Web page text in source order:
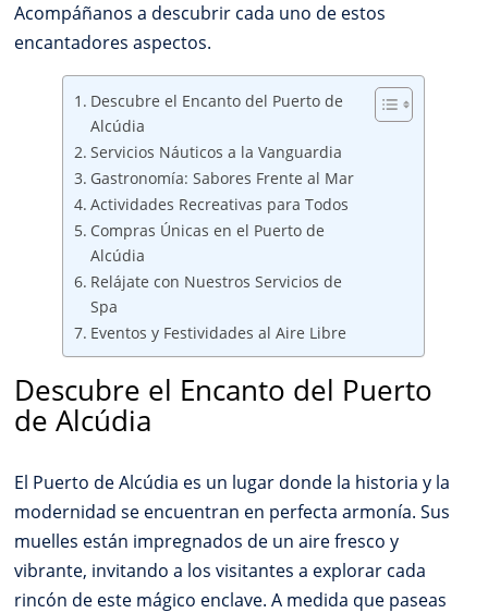
Acompáñanos a descubrir cada uno de estos
encantadores aspectos.
Descubre el Encanto del Puerto de
Alcúdia
Servicios Náuticos a la Vanguardia
Gastronomía: Sabores Frente al Mar
Actividades Recreativas para Todos
Compras Únicas en el Puerto de
Alcúdia
Relájate con Nuestros Servicios de
Spa
Eventos y Festividades al Aire Libre
Descubre el Encanto del Puerto
de Alcúdia
El Puerto de Alcúdia es un lugar donde la historia y la
modernidad se encuentran en perfecta armonía. Sus
muelles están impregnados de un aire fresco y
vibrante, invitando a los visitantes a explorar cada
rincón de este mágico enclave. A medida que paseas